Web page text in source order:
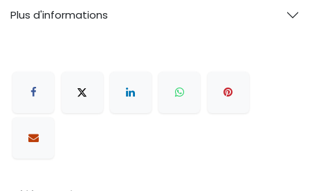
Plus d'informations